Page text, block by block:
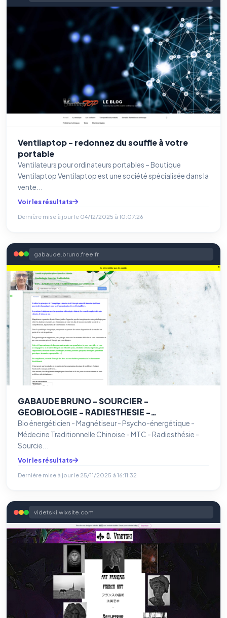
Ventilaptop - redonnez du souffle à votre
portable
Ventilateurs pour ordinateurs portables – Boutique
Ventilaptop Ventilaptop est une société spécialisée dans la
vente...
Voir les résultats
Dernière mise à jour le 04/12/2025 à 10:07:26
gabaude.bruno.free.fr
GABAUDE BRUNO - SOURCIER -
GEOBIOLOGIE - RADIESTHESIE -
MAGNÉTISEUR - PRATICIEN EN ENERGETIQUE
CHINOISE TRADITIONNELLE - MTC -
CHAMANISME
Bio énergéticien - Magnétiseur - Psycho-énergétique -
Médecine Traditionnelle Chinoise - MTC - Radiesthésie -
Sourcie...
Voir les résultats
Dernière mise à jour le 25/11/2025 à 16:11:32
videtski.wixsite.com